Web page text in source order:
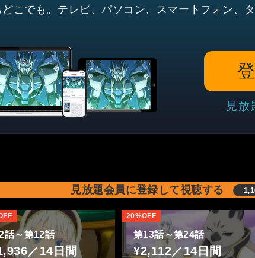
こでも。テレビ、パソコン、スマートフォン、
見放
見放題会員に登録して視聴する
話～第12話
／14日間
第13話～第24話
¥2,112／14日間
20%OFF